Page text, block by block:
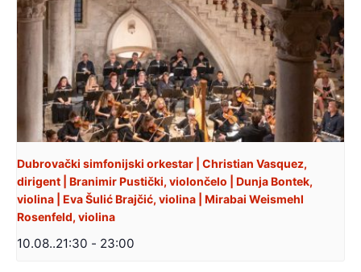
Dubrovački simfonijski orkestar | Christian Vasquez,
dirigent | Branimir Pustički, violončelo | Dunja Bontek,
violina | Eva Šulić Brajčić, violina | Mirabai Weismehl
Rosenfeld, violina
10.08..21:30 - 23:00